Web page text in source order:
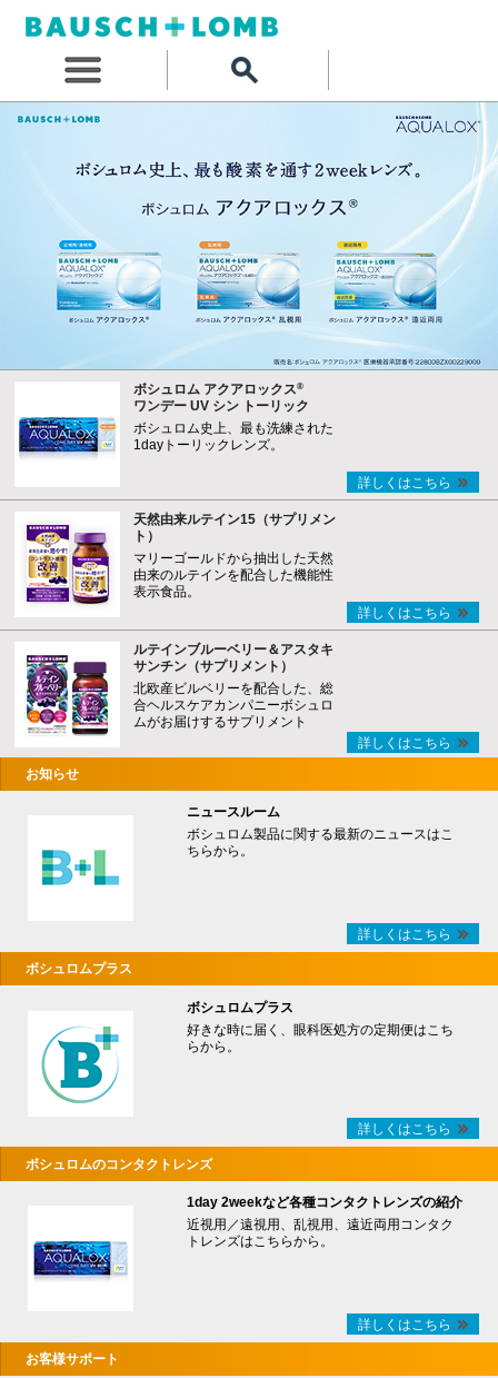
ボシュロム アクアロックス®
ワンデー UV シン トーリック
ボシュロム史上、最も洗練された
1dayトーリックレンズ。
詳しくはこちら
天然由来ルテイン15（サプリメン
ト）
マリーゴールドから抽出した天然
由来のルテインを配合した機能性
表示食品。
詳しくはこちら
ルテインブルーベリー＆アスタキ
サンチン（サプリメント）
北欧産ビルベリーを配合した、総
合ヘルスケアカンパニーボシュロ
ムがお届けするサプリメント
詳しくはこちら
お知らせ
ニュースルーム
ボシュロム製品に関する最新のニュースはこ
ちらから。
詳しくはこちら
ボシュロムプラス
ボシュロムプラス
好きな時に届く、眼科医処方の定期便はこち
らから。
詳しくはこちら
ボシュロムのコンタクトレンズ
1day 2weekなど各種コンタクトレンズの紹介
近視用／遠視用、乱視用、遠近両用コンタク
トレンズはこちらから。
詳しくはこちら
お客様サポート